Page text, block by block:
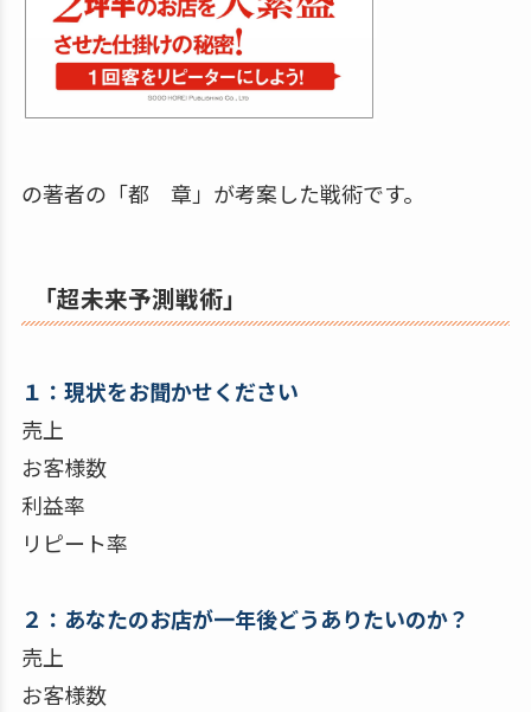
の著者の「都 章」が考案した戦術です。
「超未来予測戦術」
１：現状をお聞かせください
売上
お客様数
利益率
リピート率
２：あなたのお店が一年後どうありたいのか？
売上
お客様数